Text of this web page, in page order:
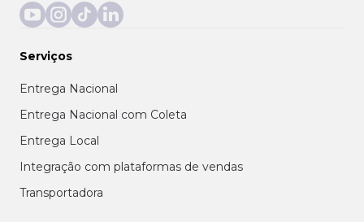
Serviços
Entrega Nacional
Entrega Nacional com Coleta
Entrega Local
Integração com plataformas de vendas
Transportadora